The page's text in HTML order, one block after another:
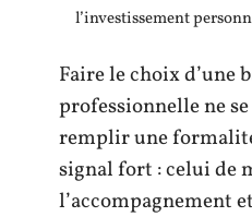
l’investissement
Faire le choix d’une
professionnelle ne
remplir une
signal fort : celui de
l’accompagnement